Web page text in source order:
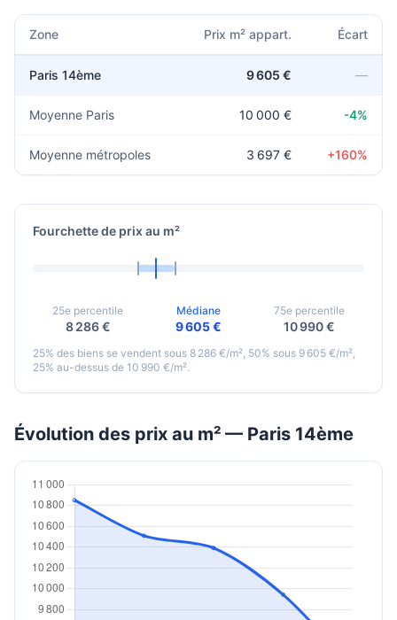
Zone Prix m² appart. Écart
Paris 14ème 9 605 € —
Moyenne Paris 10 000 € -4%
Moyenne métropoles 3 697 € +160%
Fourchette de prix au m²
25e percentile
8 286 €
Médiane
9 605 €
75e percentile
10 990 €
25% des biens se vendent sous 8 286 €/m², 50% sous 9 605 €/m²,
25% au-dessus de 10 990 €/m².
Évolution des prix au m² — Paris 14ème